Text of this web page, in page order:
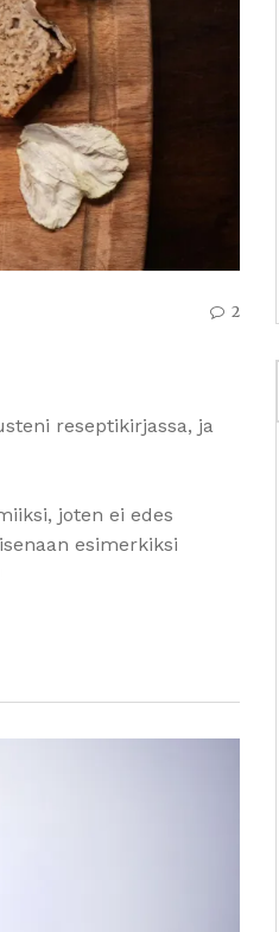
2
reseptikirjassa, ja
joten ei edes
esimerkiksi